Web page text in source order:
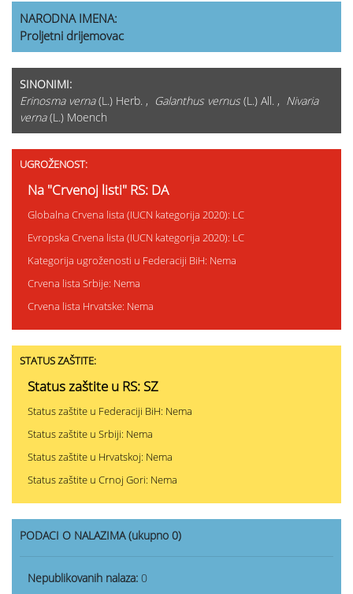
NARODNA IMENA:
Proljetni drijemovac
SINONIMI:
Erinosma verna(L.) Herb. , Galanthus vernus (L.) All. , Nivaria
verna(L.) Moench
UGROŽENOST:
Na "Crvenoj listi" RS: DA
Globalna Crvena lista (IUCN kategorija 2020): LC
Evropska Crvena lista (IUCN kategorija 2020): LC
Kategorija ugroženosti u Federaciji BiH: Nema
Crvena lista Srbije: Nema
Crvena lista Hrvatske: Nema
STATUS ZAŠTITE:
Status zaštite u RS: SZ
Status zaštite u Federaciji BiH: Nema
Status zaštite u Srbiji: Nema
Status zaštite u Hrvatskoj: Nema
Status zaštite u Crnoj Gori: Nema
PODACI O NALAZIMA (ukupno 0)
Nepublikovanih nalaza: 0